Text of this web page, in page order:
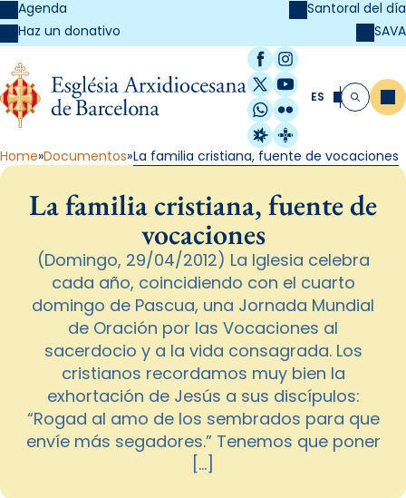
Agenda
Haz un donativo
Santoral del día
SAVA
Facebook
Instagram
X / Twitter
YouTube
WhatsApp
Flickr
Radio Estel
Catalunya
ES Buscar
Home Documentos La familia cristiana, fuente de vocaciones
La familia cristiana, fuente de
vocaciones
(Domingo, 29/04/2012) La Iglesia celebra
cada año, coincidiendo con el cuarto
domingo de Pascua, una Jornada Mundial
de Oración por las Vocaciones al
sacerdocio y a la vida consagrada. Los
cristianos recordamos muy bien la
exhortación de Jesús a sus discípulos:
“Rogad al amo de los sembrados para que
envíe más segadores.” Tenemos que poner
[…]